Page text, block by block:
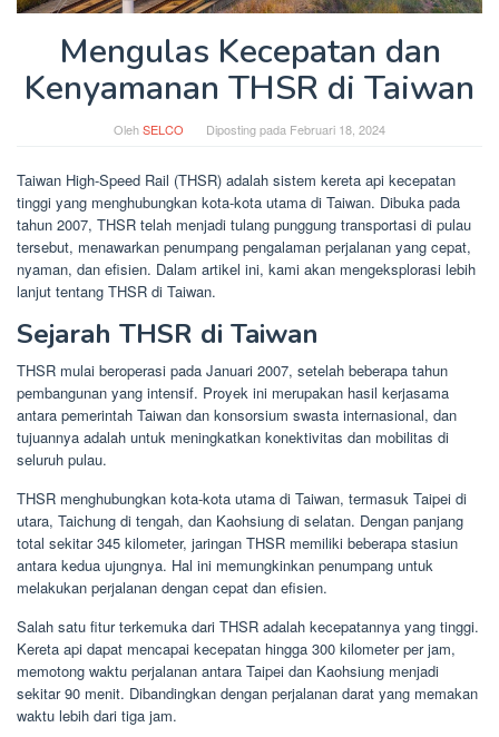
Mengulas Kecepatan dan
Kenyamanan THSR di Taiwan
OlehSELCO Diposting pada Februari 18, 2024
Taiwan High-Speed ​​Rail (THSR) adalah sistem kereta api kecepatan
tinggi yang menghubungkan kota-kota utama di Taiwan. Dibuka pada
tahun 2007, THSR telah menjadi tulang punggung transportasi di pulau
tersebut, menawarkan penumpang pengalaman perjalanan yang cepat,
nyaman, dan efisien. Dalam artikel ini, kami akan mengeksplorasi lebih
lanjut tentang THSR di Taiwan.
Sejarah THSR di Taiwan
THSR mulai beroperasi pada Januari 2007, setelah beberapa tahun
pembangunan yang intensif. Proyek ini merupakan hasil kerjasama
antara pemerintah Taiwan dan konsorsium swasta internasional, dan
tujuannya adalah untuk meningkatkan konektivitas dan mobilitas di
seluruh pulau.
THSR menghubungkan kota-kota utama di Taiwan, termasuk Taipei di
utara, Taichung di tengah, dan Kaohsiung di selatan. Dengan panjang
total sekitar 345 kilometer, jaringan THSR memiliki beberapa stasiun
antara kedua ujungnya. Hal ini memungkinkan penumpang untuk
melakukan perjalanan dengan cepat dan efisien.
Salah satu fitur terkemuka dari THSR adalah kecepatannya yang tinggi.
Kereta api dapat mencapai kecepatan hingga 300 kilometer per jam,
memotong waktu perjalanan antara Taipei dan Kaohsiung menjadi
sekitar 90 menit. Dibandingkan dengan perjalanan darat yang memakan
waktu lebih dari tiga jam.